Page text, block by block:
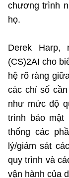
Tiêu chuẩn,
Năng lượng
Tin tổng hợp
Tin địa
Khoa học và
Chuyển đổi
Bưu chính,
Sở hữu trí tuệ
Tiêu chuẩn,
Năng lượng
Multimedia
Videos
Ảnh
Voice
Nhiệm vụ trọng
chương trình
họ.
Derek
(CS)2AI cho
hệ rõ ràng
các chỉ số
như mức độ
trình bảo mật
thống các
lý/giám sát
quy trình và
vận hành của